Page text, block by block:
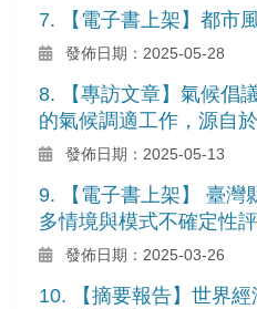
7. 【電子書上架】都市
發佈日期：2025-05-28
8. 【專訪文章】氣候倡
的氣候調適工作，源自
發佈日期：2025-05-13
9. 【電子書上架】 臺灣
多情境與模式不確定性
發佈日期：2025-03-26
10. 【摘要報告】世界